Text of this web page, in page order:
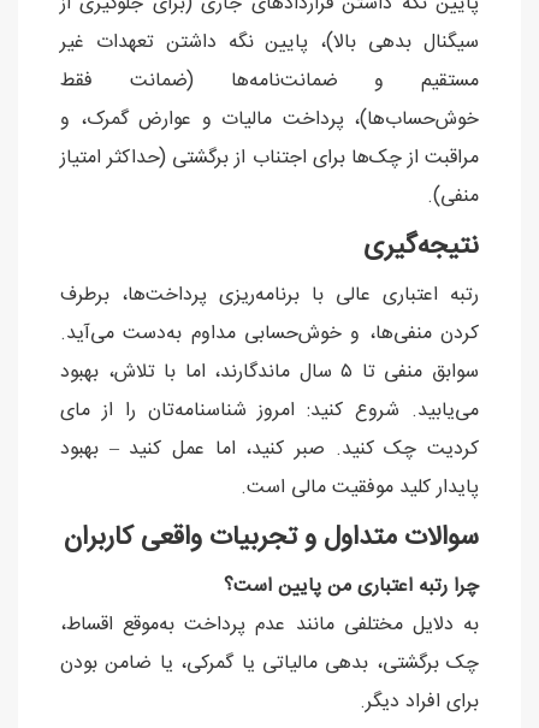
سیگنال بدهی بالا)، پایین نگه داشتن تعهدات غیر
مستقیم و ضمانت‌نامه‌ها (ضمانت فقط
خوش‌حساب‌ها)، پرداخت مالیات و عوارض گمرک، و
مراقبت از چک‌ها برای اجتناب از برگشتی (حداکثر امتیاز
منفی).
نتیجه‌گیری
رتبه اعتباری عالی با برنامه‌ریزی پرداخت‌ها، برطرف
کردن منفی‌ها، و خوش‌حسابی مداوم به‌دست می‌آید.
سوابق منفی تا ۵ سال ماندگارند، اما با تلاش، بهبود
می‌یابید. شروع کنید: امروز شناسنامه‌تان را از مای
کردیت چک کنید. صبر کنید، اما عمل کنید – بهبود
پایدار کلید موفقیت مالی است.
سوالات متداول و تجربیات واقعی کاربران
چرا رتبه اعتباری من پایین است؟
به دلایل مختلفی مانند عدم پرداخت به‌موقع اقساط،
چک برگشتی، بدهی مالیاتی یا گمرکی، یا ضامن بودن
برای افراد دیگر.